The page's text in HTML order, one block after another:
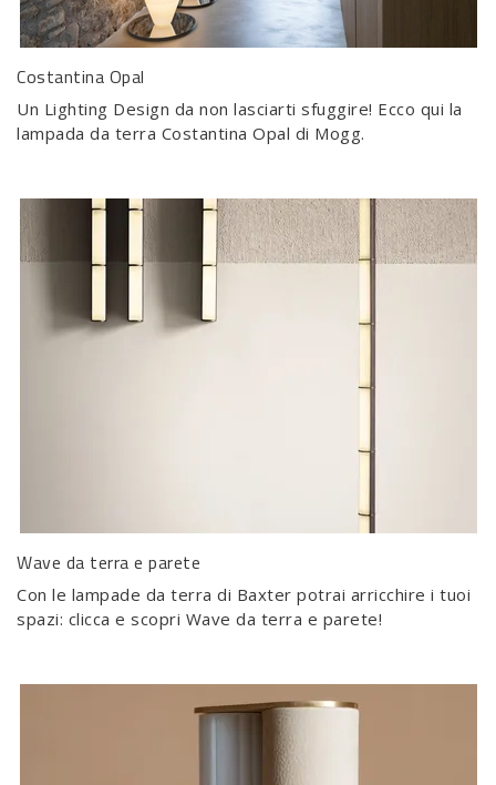
Costantina Opal
Un Lighting Design da non lasciarti sfuggire! Ecco qui la
lampada da terra Costantina Opal di Mogg.
Wave da terra e parete
Con le lampade da terra di Baxter potrai arricchire i tuoi
spazi: clicca e scopri Wave da terra e parete!